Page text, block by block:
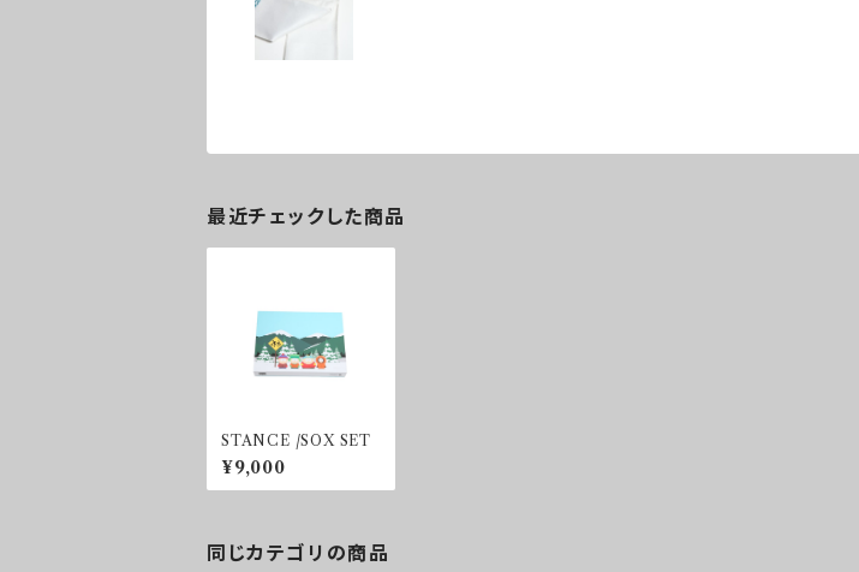
最近チェックした商品
STANCE /SOX SET
¥9,000
同じカテゴリの商品